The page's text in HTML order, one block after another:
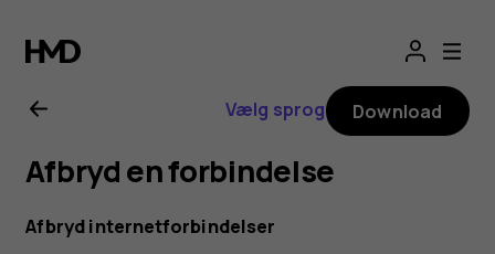
Brugervejledning
til
Nokia
2.1
Vælg sprog Download
Afbryd en forbindelse
Afbryd internetforbindelser